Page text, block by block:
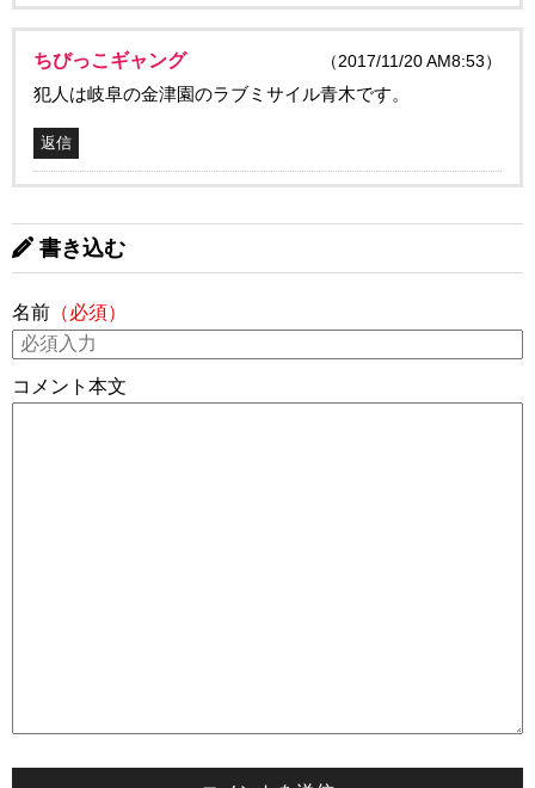
ちびっこギャング （2017/11/20 AM8:53）
犯人は岐阜の金津園のラブミサイル青木です。
返信
書き込む
名前 （必須）
コメント本文